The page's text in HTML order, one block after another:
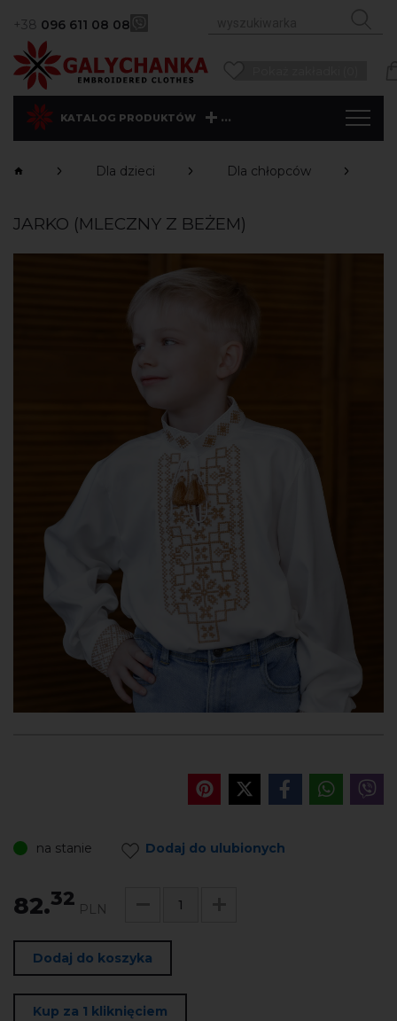
+38 096 611 08 08
KATALOG PRODUKTÓW ...
Dla dzieci Dla chłopców
JARKO (MLECZNY Z BEŻEM)
na stanie Dodaj do ulubionych
82.32 PLN
Dodaj do koszyka
Kup za 1 kliknięciem